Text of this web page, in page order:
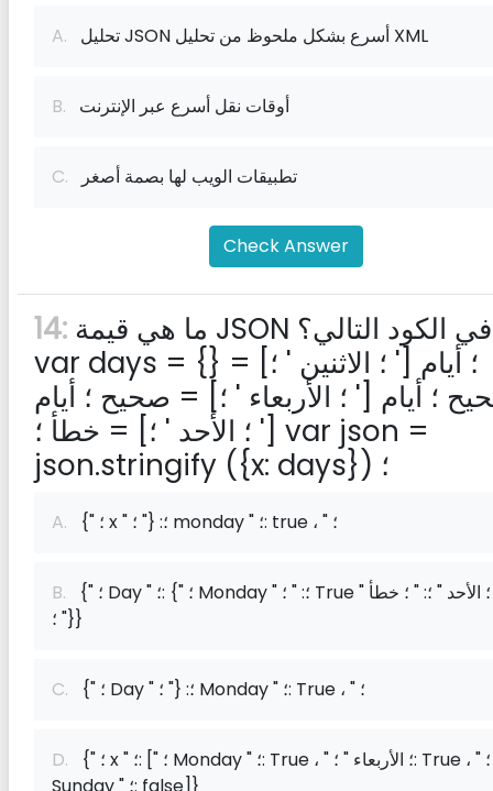
A. تحليل JSON أسرع بشكل ملحوظ من تحليل XML
B. أوقات نقل أسرع عبر الإنترنت
C. تطبيقات الويب لها بصمة أصغر
Check Answer
14:
var days = {} ؛ أيام [' ؛ الاثنين ' ؛] =
؛ أيام [' ؛ الأربعاء ' ؛] = صحيح ؛ أيام
[' ؛ الأحد ' ؛] = خطأ ؛ var json =
json.stringify ({x: days}) ؛
A. {" ؛ x " ؛: {" ؛ monday " ؛: true ، " ؛
B. {" ؛ Day " ؛: {" ؛ Monday " ؛: " ؛ True " ؛ ، " ؛ الأحد " ؛: " ؛ خطأ
" ؛}}
C. {" ؛ Day " ؛: {" ؛ Monday " ؛: True ، " ؛
D. {" ؛ x " ؛: [" ؛ Monday " ؛: True ، " ؛ الأربعاء " ؛: True ، " ؛